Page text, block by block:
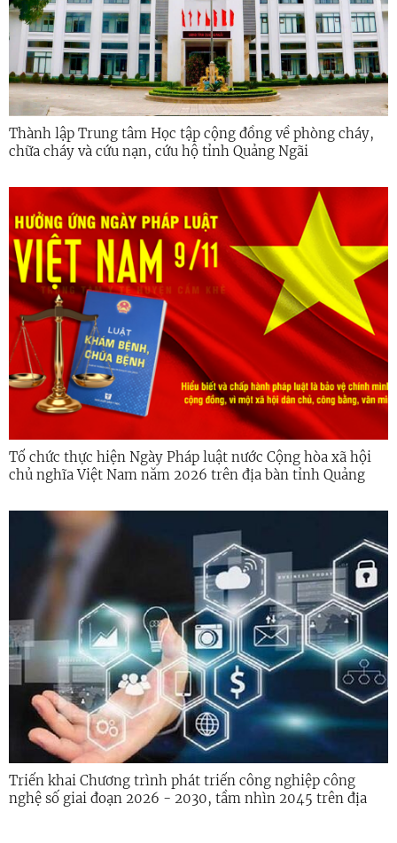
Thành lập Trung tâm Học tập cộng đồng về phòng cháy,
chữa cháy và cứu nạn, cứu hộ tỉnh Quảng Ngãi
Tổ chức thực hiện Ngày Pháp luật nước Cộng hòa xã hội
chủ nghĩa Việt Nam năm 2026 trên địa bàn tỉnh Quảng
Triển khai Chương trình phát triển công nghiệp công
nghệ số giai đoạn 2026 - 2030, tầm nhìn 2045 trên địa